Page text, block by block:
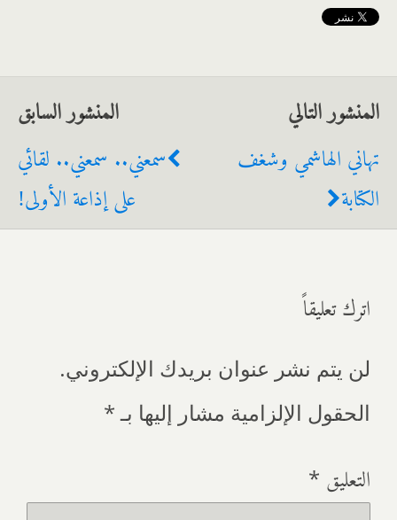
المنشور السابق
سمعني.. سمعني.. لقائي
على إذاعة الأولى!
المنشور التالي
تهاني الهاشمي وشغف
الكتابة
اترك تعليقاً
لن يتم نشر عنوان بريدك الإلكتروني.
الحقول الإلزامية مشار إليها بـ*
التعليق *